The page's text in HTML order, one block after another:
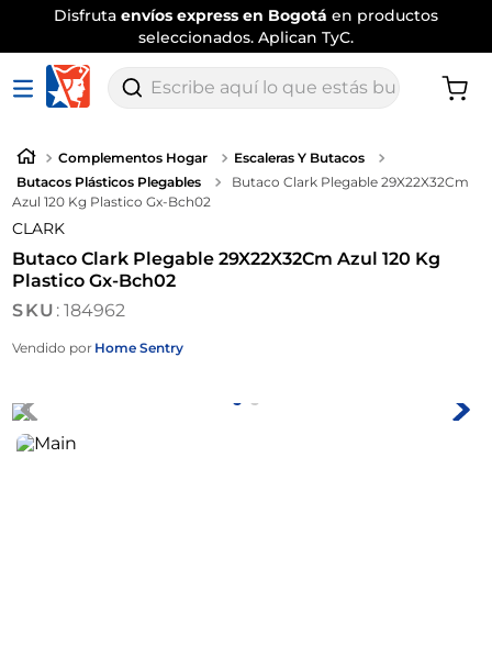
Disfruta envíos express en Bogotá en productos
seleccionados. Aplican TyC.
Escribe aquí lo que estás buscando
Complementos Hogar
Escaleras Y Butacos
Butacos Plásticos Plegables
Butaco Clark Plegable 29X22X32Cm
Azul 120 Kg Plastico Gx-Bch02
CLARK
Butaco Clark Plegable 29X22X32Cm Azul 120 Kg
Plastico Gx-Bch02
:184962
Vendido por Home Sentry